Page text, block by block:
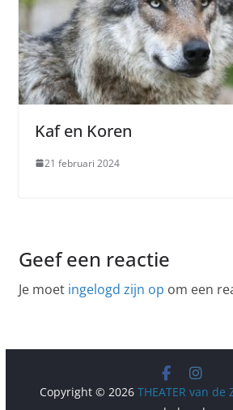
Kaf en Koren
21 februari 2024
Geef een reactie
Je moet ingelogd zijn op om een
Copyright © 2026 THEATER van de